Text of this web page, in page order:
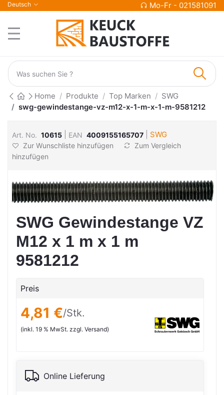
Deutsch Mo-Fr - 021581091
Home Produkte Top Marken
SWG
swg-gewindestange-vz-m12-x-1-m-x-1-m-9581212
Art. No. 10615 EAN 4009155165707 SWG
Zur Wunschliste hinzufügen
Zum Vergleich
hinzufügen
SWG Gewindestange VZ
M12 x 1 m x 1 m
9581212
Preis
4,81 €/Stk.
(inkl. 19 % MwSt. zzgl. Versand)
Online Lieferung